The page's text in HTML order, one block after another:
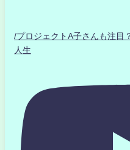
/プロジェクトA子さんも注
人生